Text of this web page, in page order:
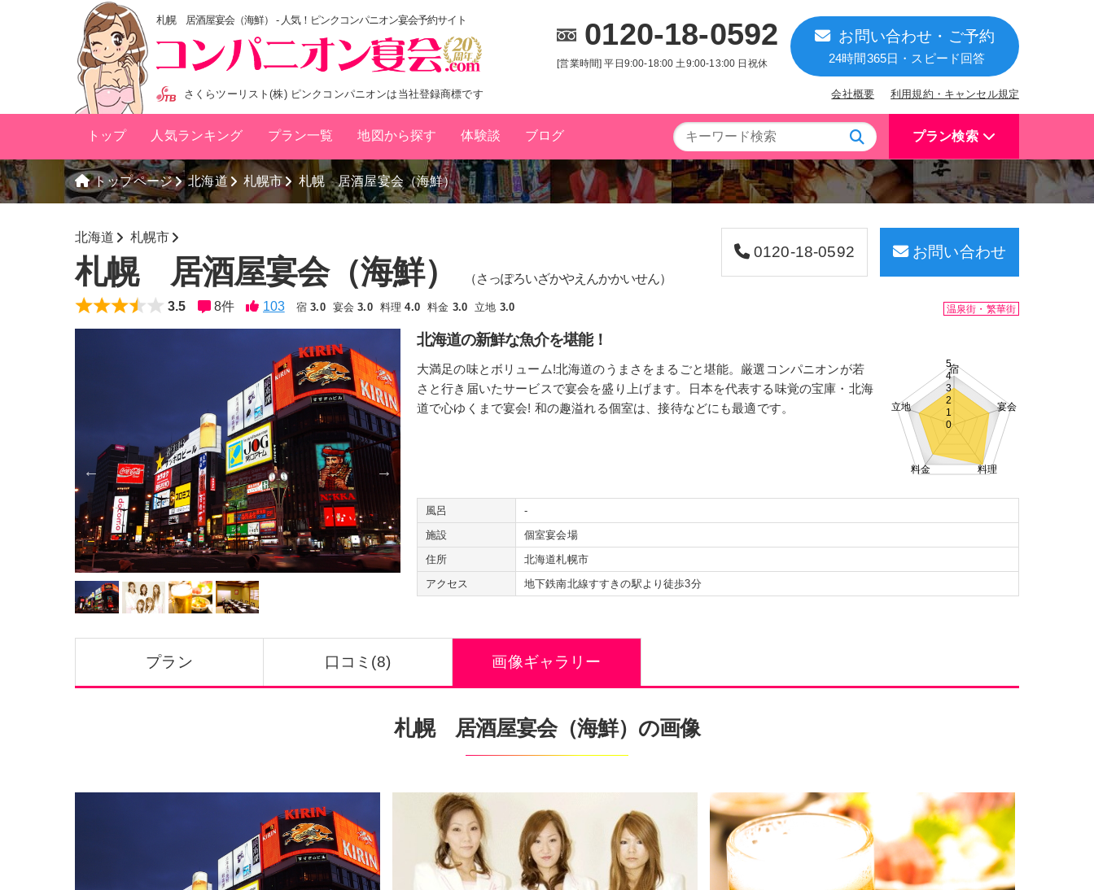
札幌 居酒屋宴会（海鮮） - 人気！ピンクコンパニオン宴会予約サイト
さくらツーリスト(株) ピンクコンパニオンは当社登録商標です
0120-18-0592
[営業時間] 平日9:00-18:00 土9:00-13:00 日祝休
お問い合わせ・ご予約
24時間365日・スピード回答
会社概要 利用規約・キャンセル規定
トップ 人気ランキング プラン一覧 地図から探す 体験談 ブログ プラン検索
キーワードから探す
一人旅 接待向け ロング 特別室 変身
都道府県から探す
北海道 ・東北 札幌 帯広 函館 青森 岩手 宮城 山形
福島
関東
群馬 栃木 茨城 千葉 東京
神奈川
甲信越
東海・
中国・
九州
・ 沖縄 福岡
温泉地から探す
関東
伊香保温泉 草津温泉
甲信越
石和温泉 越後湯沢温泉
東海・近畿 熱海温泉 伊豆長岡温泉 伊東温泉 愛知・名古屋 大阪市
神戸市
・四国 広島市 宮島 松山市
道後温泉
トップページ 北海道 札幌市 札幌 居酒屋宴会（海鮮）
北海道 札幌市
札幌 居酒屋宴会（海鮮）
（さっぽろいざかやえんかかいせん）
3.5
8件 宿3.0 宴会3.0 料理4.0 料金 3.0 立地 3.0 温泉街・繁華街
0120-18-0592 お問い合わせ
北海道の新鮮な魚介を堪能！
0
1
2
3
4
5宿
宴会
料理
料金
立地
大満足の味とボリューム!北海道のうまさをまるごと堪能。厳選コンパニオンが若
さと行き届いたサービスで宴会を盛り上げます。日本を代表する味覚の宝庫・北海
道で心ゆくまで宴会! 和の趣溢れる個室は、接待などにも最適です。
風呂
-
施設
個室宴会場
住所
北海道札幌市
アクセス
地下鉄南北線すすきの駅より徒歩3分
プラン 口コミ(8) 画像ギャラリー
札幌 居酒屋宴会（海鮮）の画像